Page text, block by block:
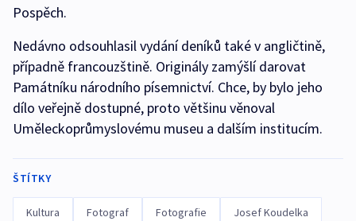
Pospěch.
Nedávno odsouhlasil vydání deníků také v angličtině,
případně francouzštině. Originály zamýšlí darovat
Památníku národního písemnictví. Chce, by bylo jeho
dílo veřejně dostupné, proto většinu věnoval
Uměleckoprůmyslovému museu a dalším institucím.
ŠTÍTKY
Kultura Fotograf Fotografie Josef Koudelka